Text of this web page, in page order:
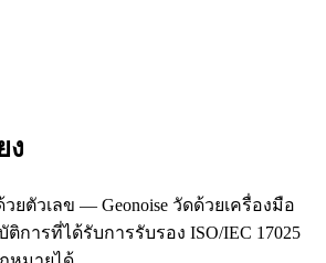
ง
ยตัวเลข — Geonoise วัดด้วยเครื่องมือ
การที่ได้รับการรับรอง ISO/IEC 17025